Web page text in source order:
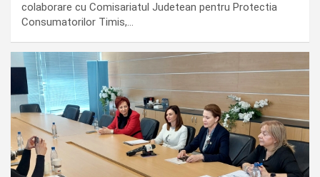
colaborare cu Comisariatul Judetean pentru Protectia
Consumatorilor Timis,…